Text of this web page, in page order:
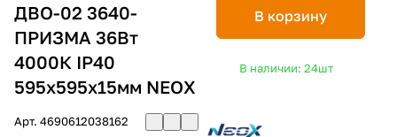
ДВО-02 3640-
ПРИЗМА 36Вт
4000К IP40
595х595х15мм NEOX
Арт. 4690612038162
В корзину
В наличии: 24шт